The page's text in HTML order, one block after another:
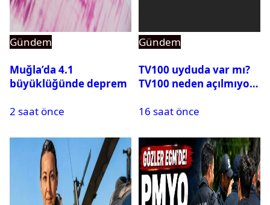
Gündem
Muğla’da 4.1
büyüklüğünde deprem
2 saat önce
Gündem
TV100 uyduda var mı?
TV100 neden açılmıyor?
16 saat önce